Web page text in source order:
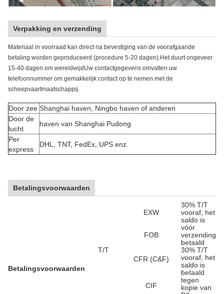
Verpakking en verzending
Materiaal in voorraad kan direct na bevestiging van de voorafgaande
betaling worden geproduceerd (procedure 5-20 dagen).Het duurt ongeveer
15-40 dagen om wereldwijdUw contactgegevens omvatten uw
telefoonnummer om gemakkelijk contact op te nemen met de
scheepvaartmaatschappij.
Door zee Shanghai haven, Ningbo haven of anderen
Door de
lucht
haven van Shanghai Pudong
Per
express
DHL, TNT, FedEx, UPS enz.
Betalingsvoorwaarden
Betalingsvoorwaarden
T/T
EXW
30% T/T
vooraf, het
saldo is
vóór
verzending
betaald
FOB
CFR (C&F)
30% T/T
vooraf, het
saldo is
betaald
tegen
kopie van
CIF